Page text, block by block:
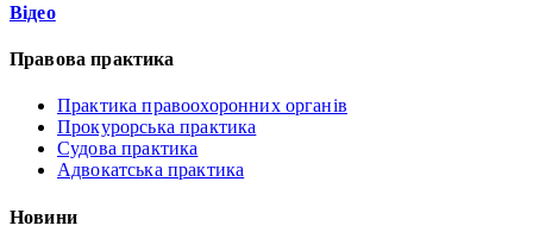
Відео
Правова практика
Практика правоохоронних органів
Прокурорська практика
Судова практика
Адвокатська практика
Новини